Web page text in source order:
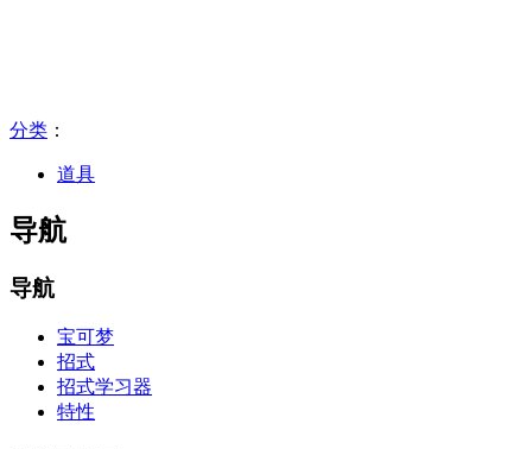
分类 ：​
道具
导航
导航
宝可梦
招式
招式学习器
特性